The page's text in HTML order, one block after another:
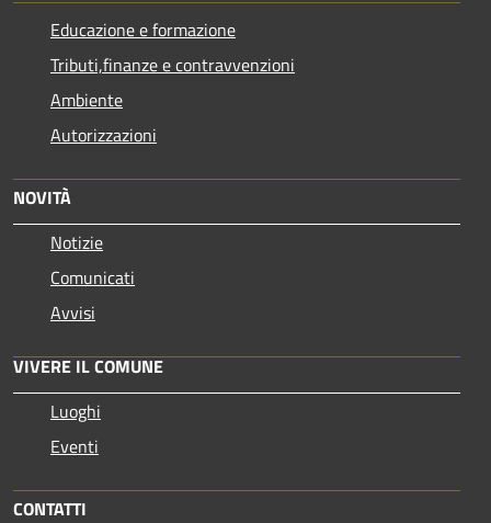
Educazione e formazione
Tributi,finanze e contravvenzioni
Ambiente
Autorizzazioni
NOVITÀ
Notizie
Comunicati
Avvisi
VIVERE IL COMUNE
Luoghi
Eventi
CONTATTI